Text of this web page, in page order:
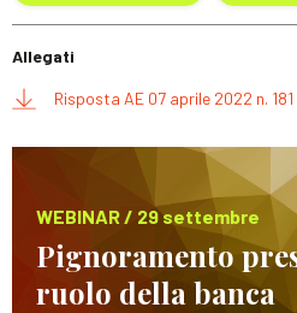
Allegati
Risposta AE 07 aprile 2022 n. 181
WEBINAR / 29 settembre
Pignoramento
ruolo della banca